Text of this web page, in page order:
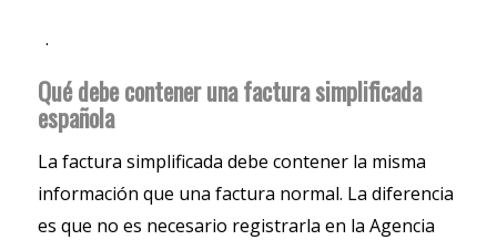
.
Qué debe contener una factura simplificada
española
La factura simplificada debe contener la misma
información que una factura normal. La diferencia
es que no es necesario registrarla en la Agencia